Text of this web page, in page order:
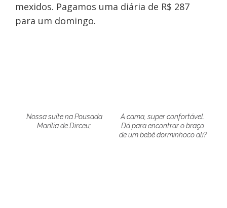
mexidos. Pagamos uma diária de R$ 287
para um domingo.
Nossa suíte na Pousada
Marília de Dirceu;
A cama, super confortável.
Dá para encontrar o braço
de um bebê dorminhoco ali?